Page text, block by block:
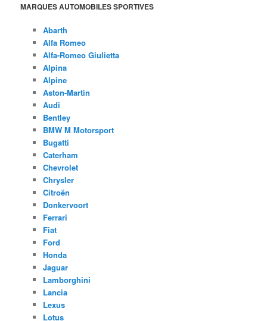
MARQUES AUTOMOBILES SPORTIVES
Abarth
Alfa Romeo
Alfa-Romeo Giulietta
Alpina
Alpine
Aston-Martin
Audi
Bentley
BMW M Motorsport
Bugatti
Caterham
Chevrolet
Chrysler
Citroën
Donkervoort
Ferrari
Fiat
Ford
Honda
Jaguar
Lamborghini
Lancia
Lexus
Lotus